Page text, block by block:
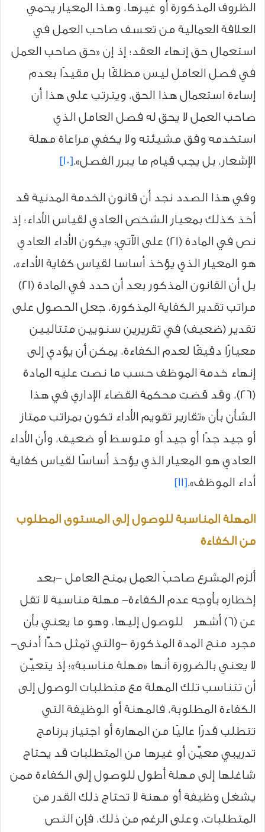
الظروف المذكورة أو غيرها، وهذا المعيار يحمي
العلاقة العمالية من تعسف صاحب العمل في
استعمال حق إنهاء العقد؛ إذ إن «حق صاحب العمل
في فصل العامل ليس مطلقًا بل مقيدًا بعدم
إساءة استعمال هذا الحق، ويترتب على هذا أن
صاحب العمل لا يحق له فصل العامل الذي
استخدمه وفق مشيئته ولا يكفي مراعاة مهلة
الإشعار، بل يجب قيام ما يبرر الفصل».[10]
وفي هذا الصدد نجد أن قانون الخدمة المدنية قد
أخذ كذلك بمعيار الشخص العادي لقياس الأداء؛ إذ
نص في المادة (21) على الآتي: «يكون الأداء العادي
هو المعيار الذي يؤخذ أساسا لقياس كفاية الأداء»،
بل أن القانون المذكور بعد أن حدد في المادة (21)
مراتب تقدير الكفاية المذكورة، جعل الحصول على
تقدير (ضعيف) في تقريرين سنويين متتاليين
معيارًا دقيقًا لعدم الكفاءة، يمكن أن يؤدي إلى
إنهاء خدمة الموظف حسب ما نصت عليه المادة
(26)، وقد قضت محكمة القضاء الإداري في هذا
الشأن بأن «تقارير تقويم الأداء تكون بمراتب ممتاز
أو جيد جدًا أو جيد أو متوسط أو ضعيف، وأن الأداء
العادي هو المعيار الذي يؤحذ أساسًا لقياس كفاية
أداء الموظف».[11]
المهلة المناسبة للوصول إلى المستوى المطلوب
من الكفاءة
ألزم المشرع صاحبَ العمل بمنح العامل -بعد
إخطاره بأوجه عدم الكفاءة- مهلة مناسبة لا تقل
عن (6) أشهر للوصول إليها، وهو ما يعني بأن
مجرد منح المدة المذكورة -والتي تمثل حدًّا أدنى-
لا يعني بالضرورة أنها «مهلة مناسبة»؛ إذ يتعيّن
أن تتناسب تلك المهلة مع متطلبات الوصول إلى
الكفاءة المطلوبة، فالمهنة أو الوظيفة التي
تتطلب قدرًا عاليًا من المهارة أو اجتياز برنامج
تدريبي معيّن أو غيرها من المتطلبات قد يحتاج
شاغلها إلى مهلة أطول للوصول إلى الكفاءة ممن
يشغل وظيفة أو مهنة لا تحتاج ذلك القدر من
المتطلبات، وعلى الرغم من ذلك، فإن النص